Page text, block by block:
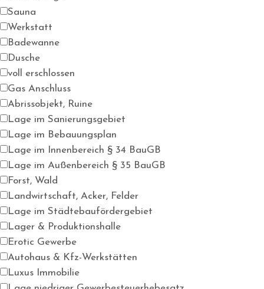
Sauna
Werkstatt
Badewanne
Dusche
voll erschlossen
Gas Anschluss
Abrissobjekt, Ruine
Lage im Sanierungsgebiet
Lage im Bebauungsplan
Lage im Innenbereich § 34 BauGB
Lage im Außenbereich § 35 BauGB
Forst, Wald
Landwirtschaft, Acker, Felder
Lage im Städtebaufördergebiet
Lager & Produktionshalle
Erotic Gewerbe
Autohaus & Kfz-Werkstätten
Luxus Immobilie